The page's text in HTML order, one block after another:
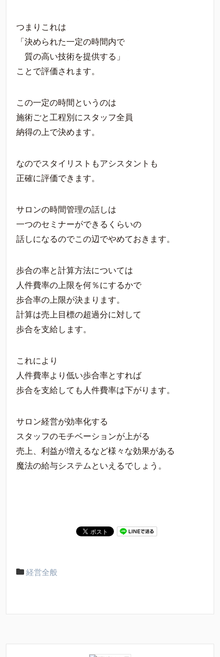
つまりこれは
「決められた一定の時間内で
質の高い技術を提供する」
ことで評価されます。
この一定の時間というのは
施術ごと工程別にスタッフ全員
納得の上で決めます。
なのでスタイリストもアシスタントも
正確に評価できます。
サロンの時間管理の話しは
一つのセミナーができるくらいの
話しになるのでこの辺でやめておきます。
歩合の率と計算方法については
人件費率の上限を何％にするかで
歩合率の上限が決まります。
計算は売上目標の超過分に対して
歩合を支給します。
これにより
人件費率より低い歩合率とすれば
歩合を支給しても人件費率は下がります。
サロン経営が効率化する
スタッフのモチベーションが上がる
売上、利益が増えるなど様々な効果がある
魔法の給与システムといえるでしょう。
経営全般